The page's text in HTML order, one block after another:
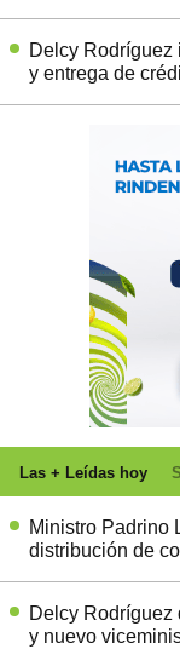
Delcy
y entrega de
Las + Leídas hoy
Ministro Padrino
distribución de
Delcy Rodríguez
y nuevo